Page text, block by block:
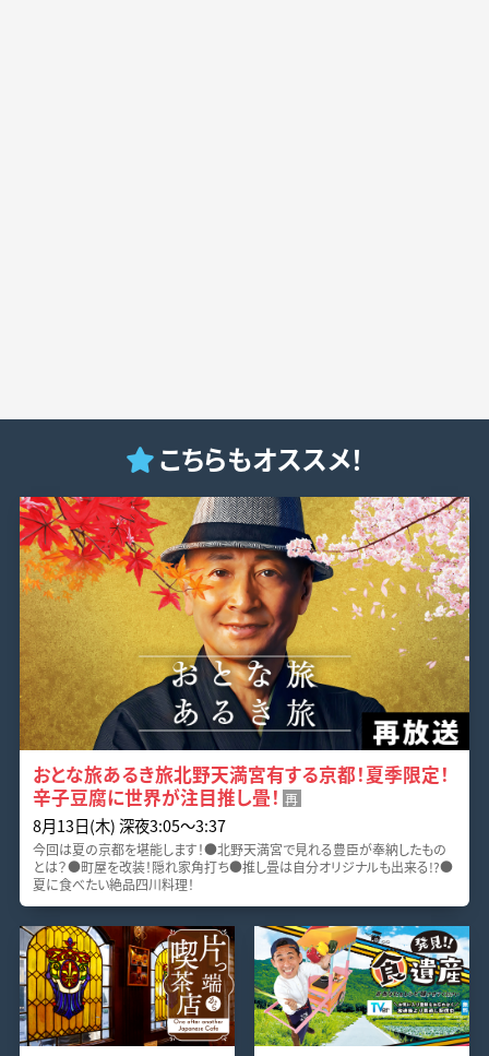
こちらもオススメ！
おとな旅あるき旅北野天満宮有する京都！夏季限定！
辛子豆腐に世界が注目推し畳！ 再
8月13日(木) 深夜3:05～3:37
今回は夏の京都を堪能します！●北野天満宮で見れる豊臣が奉納したもの
とは？●町屋を改装！隠れ家角打ち●推し畳は自分オリジナルも出来る!?●
夏に食べたい絶品四川料理！